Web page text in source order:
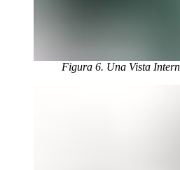
Figura 6. Una Vista